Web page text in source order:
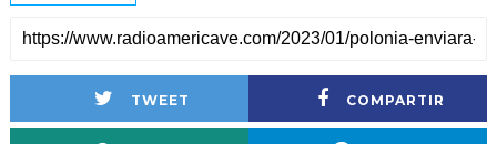
TWEET COMPARTIR